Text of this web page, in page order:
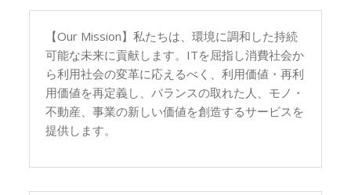
【Our Mission】私たちは、環境に調和した持続
可能な未来に貢献します。ITを屈指し消費社会か
ら利用社会の変革に応えるべく、利用価値・再利
用価値を再定義し、バランスの取れた人、モノ・
不動産、事業の新しい価値を創造するサービスを
提供します。